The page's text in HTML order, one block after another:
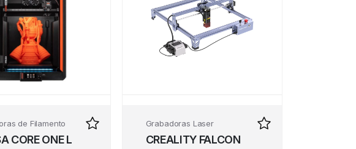
de Filamento
CORE ONE L
Grabadoras Laser
CREALITY FALCON